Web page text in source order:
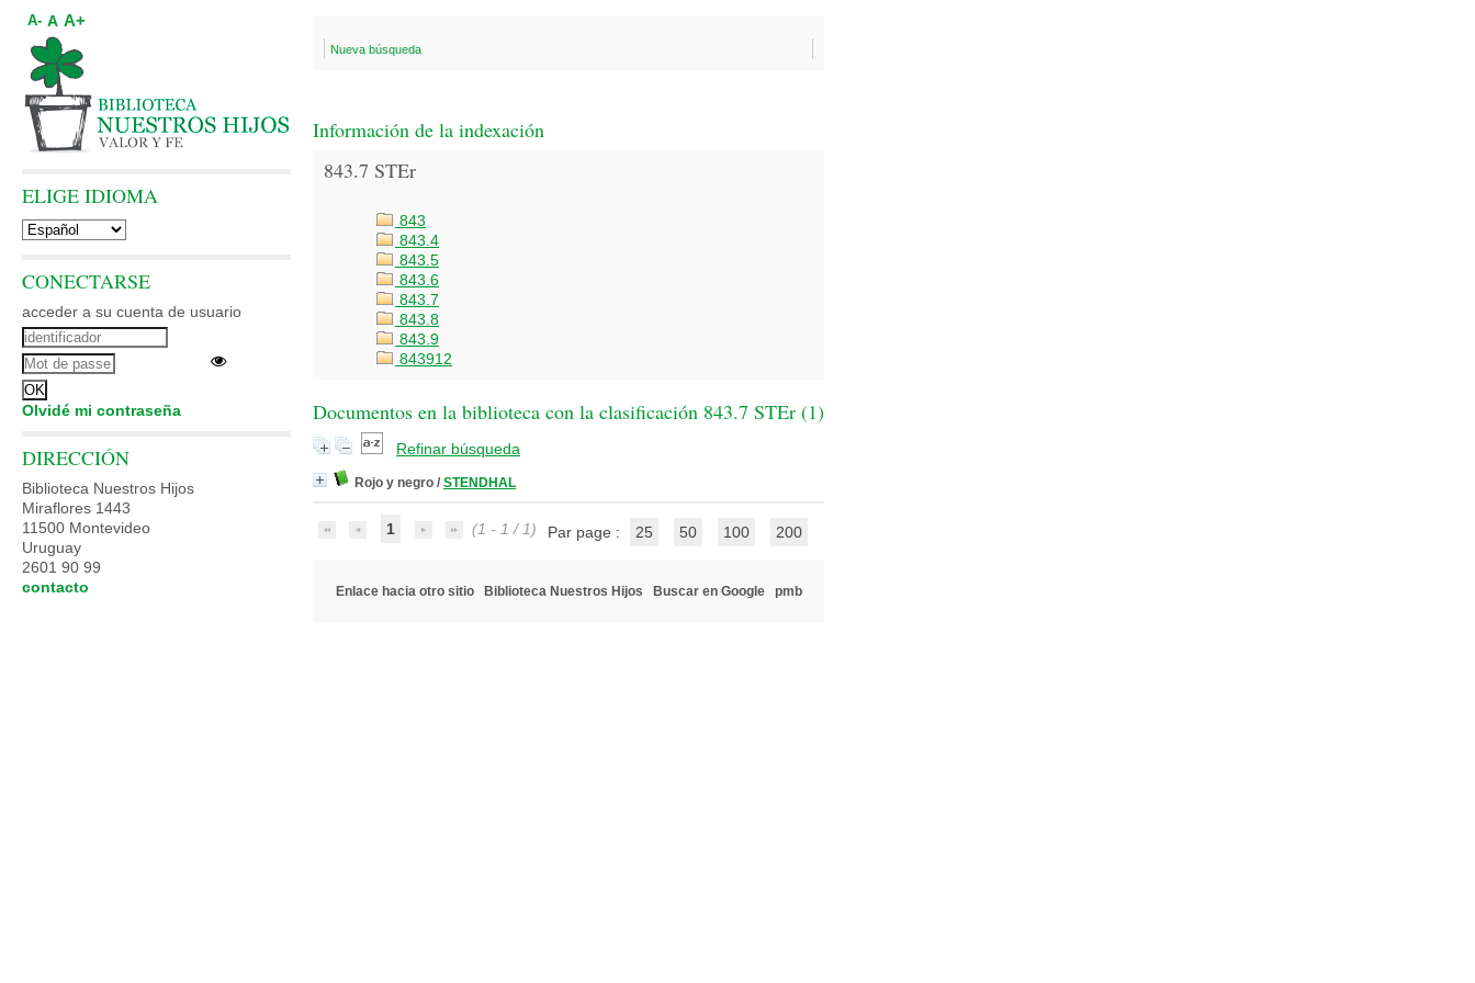
Nueva búsqueda
Información de la indexación
843.7 STEr
843
843.4
843.5
843.6
843.7
843.8
843.9
843912
Documentos en la biblioteca con la clasificación 843.7 STEr (1)
Refinar búsqueda
Rojo y negro / STENDHAL
1 (1 - 1 / 1) Par page : 25 50 100 200
Enlace hacia otro sitio Biblioteca Nuestros Hijos Buscar en Google pmb
A- A A+
ELIGE IDIOMA
CONECTARSE
acceder a su cuenta de usuario
Olvidé mi contraseña
DIRECCIÓN
Biblioteca Nuestros Hijos
Miraflores 1443
11500 Montevideo
Uruguay
2601 90 99
contacto